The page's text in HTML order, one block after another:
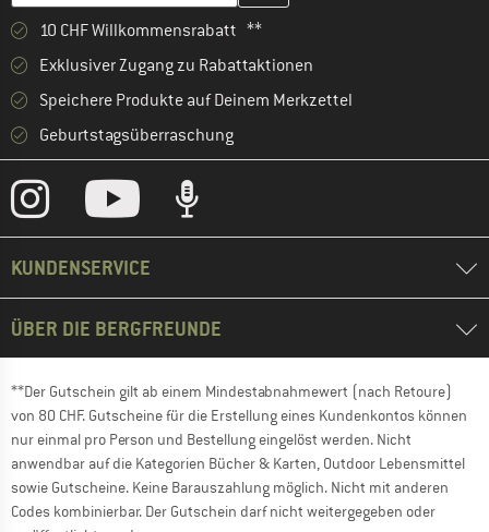
10 CHF Willkommensrabatt **
Exklusiver Zugang zu Rabattaktionen
Speichere Produkte auf Deinem Merkzettel
Geburtstagsüberraschung
KUNDENSERVICE
ÜBER DIE BERGFREUNDE
**Der Gutschein gilt ab einem Mindestabnahmewert (nach Retoure)
von 80 CHF. Gutscheine für die Erstellung eines Kundenkontos können
nur einmal pro Person und Bestellung eingelöst werden. Nicht
anwendbar auf die Kategorien Bücher & Karten, Outdoor Lebensmittel
sowie Gutscheine. Keine Barauszahlung möglich. Nicht mit anderen
Codes kombinierbar. Der Gutschein darf nicht weitergegeben oder